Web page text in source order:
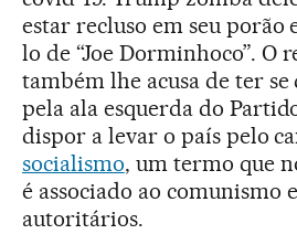
estar recluso em seu porão
lo de “Joe Dorminhoco”. O
também lhe acusa de ter
pela ala esquerda do
dispor a levar o país pelo
socialismo, um termo que
é associado ao comunismo
autoritários.